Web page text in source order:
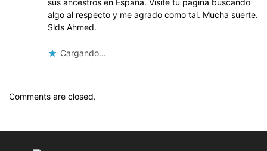
algo al respecto y me agrado como tal. Mucha suerte.
Slds Ahmed.
Cargando...
Comments are closed.